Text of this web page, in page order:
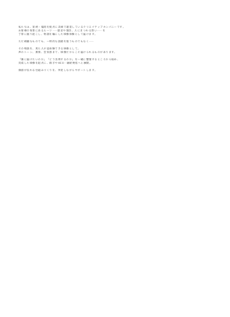
私たちは、宮崎・福岡を拠点に夫婦で運営しているクリエイティブカンパニーです。
お客様の背景にあるルーツ——歴史や理念、人にまつわる想い——を
丁寧に掘り起こし、物語を軸にした映像体験として届けます。
ただ綺麗なものでも、一時的な話題を狙うものでもなく——
その物語を、見た人が追体験できる映像として。
声のトーン、表情、空気感まで、映像だからこそ届けられるものがあります。
「誰に届けたいのか」「どう活用するのか」を一緒に整理するところから始め、
完成した映像を起点に、冊子やWEB・継続発信へと展開。
価値が伝わる仕組みづくりを、伴走しながらサポートします。